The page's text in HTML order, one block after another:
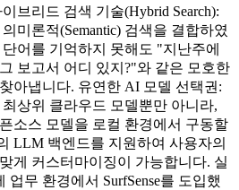
브리드 검색 기술(Hybrid Search):
미론적(Semantic) 검색을 결합하였
어를 기억하지 못해도 "지난주에
보고서 어디 있지?"와 같은 모호한
아냅니다. 유연한 AI 모델 선택권:
최상위 클라우드 모델뿐만 아니라,
소스 모델을 로컬 환경에서 구동할
LLM 백엔드를 지원하여 사용자의
게 커스터마이징이 가능합니다. 실
무 환경에서 SurfSense를 도입했